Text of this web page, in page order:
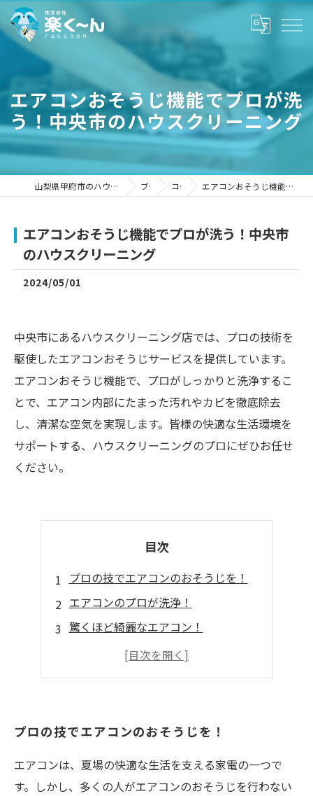
エアコンおそうじ機能でプロが洗
う！中央市のハウスクリーニング
山梨県甲府市のハウスクリーニングなら株式会社楽く～ん ブログ コラム エアコンおそうじ機能でプロが洗う！中央市のハウスクリーニング
エアコンおそうじ機能でプロが洗う！中央市
のハウスクリーニング
2024/05/01
中央市にあるハウスクリーニング店では、プロの技術を
駆使したエアコンおそうじサービスを提供しています。
エアコンおそうじ機能で、プロがしっかりと洗浄するこ
とで、エアコン内部にたまった汚れやカビを徹底除去
し、清潔な空気を実現します。皆様の快適な生活環境を
サポートする、ハウスクリーニングのプロにぜひお任せ
ください。
目次
プロの技でエアコンのおそうじを！
エアコンのプロが洗浄！
驚くほど綺麗なエアコン！
すっきりとした空気を手に入れよう！
最新の技術でエアコンのおそうじ！
プロの技でエアコンのおそうじを！
エアコンは、夏場の快適な生活を支える家電の一つで
す。しかし、多くの人がエアコンのおそうじを行わない